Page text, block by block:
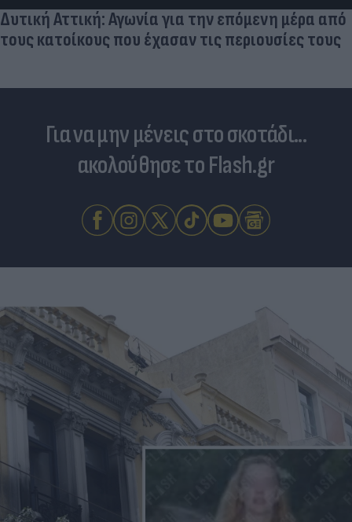
επόμενη μέρα από
περιουσίες τους
Για να μην μένεις στο σκοτάδι...
ακολούθησε το Flash.gr